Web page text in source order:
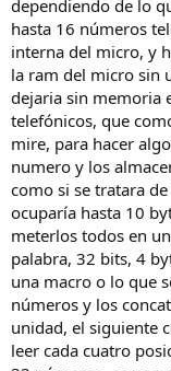
dependiendo de lo
hasta 16 números
interna del micro, y
la ram del micro sin
dejaria sin memoria
telefónicos, que
mire, para hacer
numero y los
como si se tratara
ocuparía hasta 10
meterlos todos en
palabra, 32 bits, 4
una macro o lo que
números y los
unidad, el siguiente
leer cada cuatro